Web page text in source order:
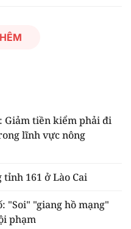
Giảm tiền kiểm phải đi
lĩnh vực nông
161 ở Lào Cai
"Soi" "giang hồ mạng"
phạm